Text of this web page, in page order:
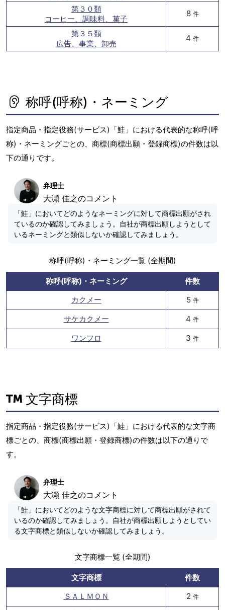
第３０類
コーヒー、調味料、菓子
8 件
第３５類
広告、事業、卸売
4 件
称呼(呼称)・ネーミング
指定商品・指定役務(サービス)「鮭」における代表的な称呼(呼
称)・ネーミングごとの、商標(商標出願・登録商標)の件数は以
下の通りです。
弁理士
大瀬 佳之のコメント
「鮭」においてどのようなネーミングに対して商標出願がされ
ているのか確認してみましょう。自社が商標出願しようとして
いるネーミングと類似しないか確認してみましょう。
称呼(呼称)・ネーミング一覧 (全期間)
称呼(呼称)・ネーミング
件数
カクメー
5 件
サケカクメー 4 件
ワンフロ 3 件
文字商標
指定商品・指定役務(サービス)「鮭」における代表的な文字商
標ごとの、商標(商標出願・登録商標)の件数は以下の通りで
す。
弁理士
大瀬 佳之のコメント
「鮭」においてどのような文字商標に対して商標出願がされて
いるのか確認してみましょう。自社が商標出願しようとしてい
る文字商標と類似しないか確認してみましょう。
文字商標一覧 (全期間)
文字商標
件数
ＳＡＬＭＯＮ
2 件